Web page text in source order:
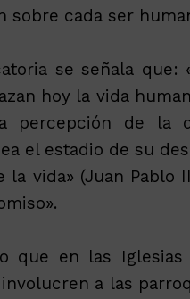
sobre cada ser
se señala que:
hoy la vida
percepción de la
el estadio de su
vida» (Juan Pablo
que en las
a las